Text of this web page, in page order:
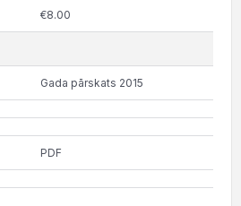
€8.00
Gada pārskats 2015
PDF